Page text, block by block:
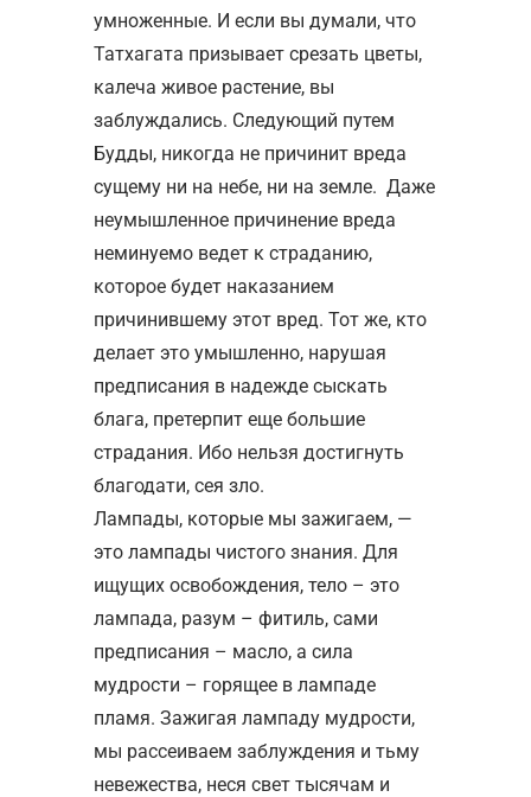
умноженные. И если вы думали, что
Татхагата призывает срезать цветы,
калеча живое растение, вы
заблуждались. Следующий путем
Будды, никогда не причинит вреда
сущему ни на небе, ни на земле. Даже
неумышленное причинение вреда
неминуемо ведет к страданию,
которое будет наказанием
причинившему этот вред. Тот же, кто
делает это умышленно, нарушая
предписания в надежде сыскать
блага, претерпит еще большие
страдания. Ибо нельзя достигнуть
благодати, сея зло.
Лампады, которые мы зажигаем, —
это лампады чистого знания. Для
ищущих освобождения, тело – это
лампада, разум – фитиль, сами
предписания – масло, а сила
мудрости – горящее в лампаде
пламя. Зажигая лампаду мудрости,
мы рассеиваем заблуждения и тьму
невежества, неся свет тысячам и